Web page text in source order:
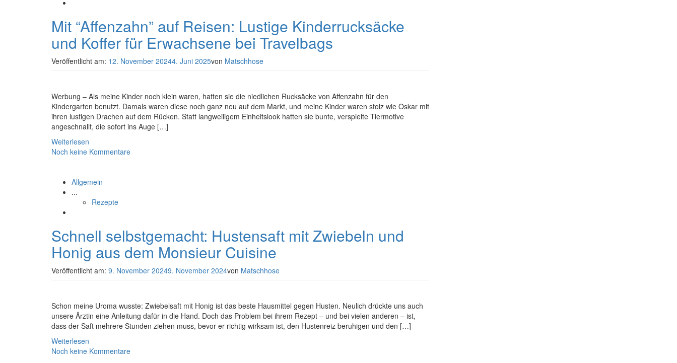
Mit “Affenzahn” auf Reisen: Lustige Kinderrucksäcke
und Koffer für Erwachsene bei Travelbags
Veröffentlicht am: 12. November 20244. Juni 2025von Matschhose
Werbung – Als meine Kinder noch klein waren, hatten sie die niedlichen Rucksäcke von Affenzahn für den
Kindergarten benutzt. Damals waren diese noch ganz neu auf dem Markt, und meine Kinder waren stolz wie Oskar mit
ihren lustigen Drachen auf dem Rücken. Statt langweiligem Einheitslook hatten sie bunte, verspielte Tiermotive
angeschnallt, die sofort ins Auge […]
Weiterlesen
Noch keine Kommentare
Allgemein
...
Rezepte
Schnell selbstgemacht: Hustensaft mit Zwiebeln und
Honig aus dem Monsieur Cuisine
Veröffentlicht am: 9. November 20249. November 2024von Matschhose
Schon meine Uroma wusste: Zwiebelsaft mit Honig ist das beste Hausmittel gegen Husten. Neulich drückte uns auch
unsere Ärztin eine Anleitung dafür in die Hand. Doch das Problem bei ihrem Rezept – und bei vielen anderen – ist,
dass der Saft mehrere Stunden ziehen muss, bevor er richtig wirksam ist, den Hustenreiz beruhigen und den […]
Weiterlesen
Noch keine Kommentare